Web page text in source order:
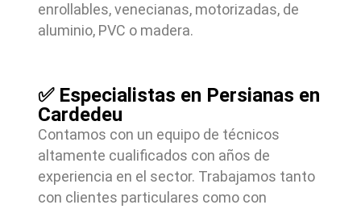
enrollables, venecianas, motorizadas, de
aluminio, PVC o madera.
✅ Especialistas en Persianas en
Cardedeu
Contamos con un equipo de técnicos
altamente cualificados con años de
experiencia en el sector. Trabajamos tanto
con clientes particulares como con